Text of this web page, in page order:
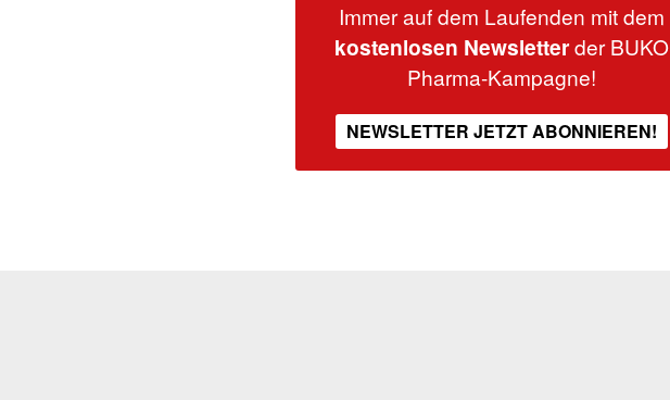
Immer auf dem Laufenden mit dem
kostenlosen Newsletterder BUKO
Pharma-Kampagne!
NEWSLETTER JETZT ABONNIEREN!